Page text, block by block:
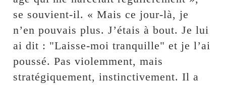
se souvient-il. « Mais ce jour-là, je
n’en pouvais plus. J’étais à bout. Je lui
ai dit : "Laisse-moi tranquille" et je l’ai
poussé. Pas violemment, mais
stratégiquement, instinctivement. Il a